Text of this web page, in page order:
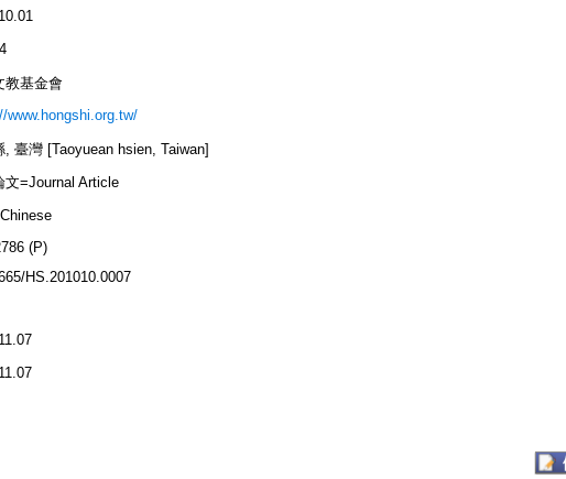
教基金會
www.hongshi.org.tw/
, 臺灣 [Taoyuean hsien, Taiwan]
文=Journal Article
(P)
HS.201010.0007